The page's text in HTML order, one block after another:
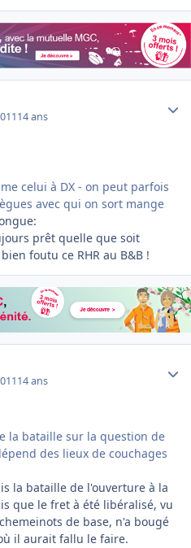
14 ans
celui à DX - on peut parfois
avec qui on sort mange
prêt quelle que soit
foutu ce RHR au B&B !
14 ans
la bataille sur la question de
des lieux de couchages
la bataille de l'ouverture à la
que le fret à été libéralisé, vu
de base, n'a bougé
il aurait fallu le faire.